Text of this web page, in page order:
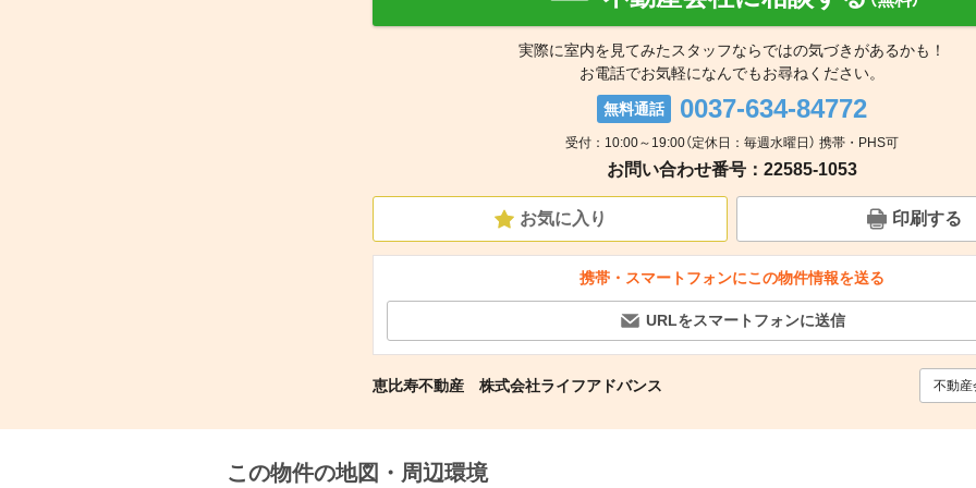
実際に室内を見てみたスタッフならではの気づきがあるかも！
お電話でお気軽になんでもお尋ねください。
無料通話 0037-634-84772
受付：10:00～19:00（定休日：毎週水曜日） 携帯・PHS可
お問い合わせ番号：22585-1053
お気に入り 印刷する
携帯・スマートフォンにこの物件情報を送る
URLをスマートフォンに送信
恵比寿不動産 株式会社ライフアドバンス 不動産
この物件の地図・周辺環境